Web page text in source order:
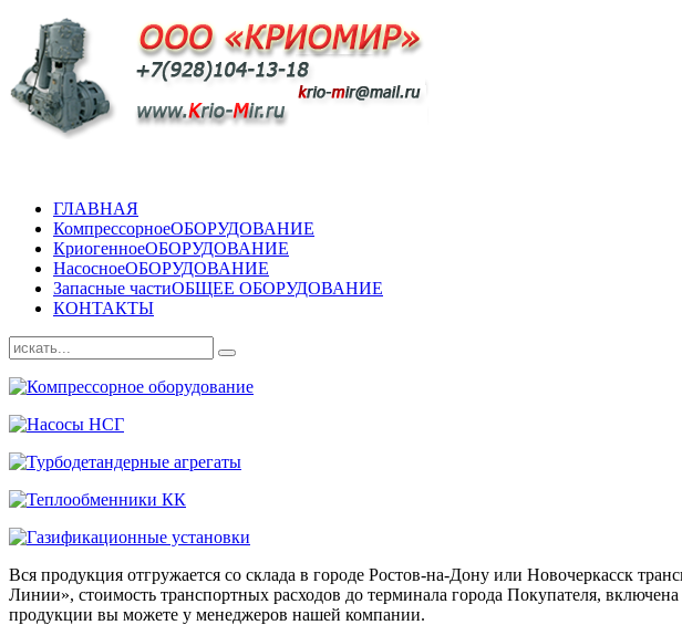
ГЛАВНАЯ
КомпрессорноеОБОРУДОВАНИЕ
КриогенноеОБОРУДОВАНИЕ
НасосноеОБОРУДОВАНИЕ
Запасные частиОБЩЕЕ ОБОРУДОВАНИЕ
КОНТАКТЫ
Вся продукция отгружается со склада в городе Ростов-на-Дону или Новочеркасск
Линии», стоимость транспортных расходов до терминала города Покупателя, включена
продукции вы можете у менеджеров нашей компании.